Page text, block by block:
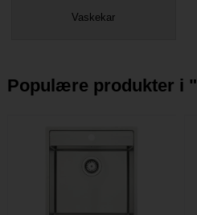
Vaskekar
Populære produkter i "